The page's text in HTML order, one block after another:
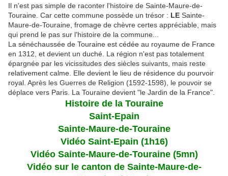
Il n'est pas simple de raconter l'histoire de Sainte-Maure-de-
Touraine. Car cette commune possède un trésor : LE Sainte-
Maure-de-Touraine, fromage de chèvre certes appréciable, mais
qui prend le pas sur l'histoire de la commune...
La sénéchaussée de Touraine est cédée au royaume de France
en 1312, et devient un duché. La région n'est pas totalement
épargnée par les vicissitudes des siècles suivants, mais reste
relativement calme. Elle devient le lieu de résidence du pourvoir
royal. Après les Guerres de Religion (1592-1598), le pouvoir se
déplace vers Paris. La Touraine devient "le Jardin de la France".
Histoire de la Touraine
Saint-Epain
Sainte-Maure-de-Touraine
Vidéo Saint-Epain (1h16)
Vidéo Sainte-Maure-de-Touraine (5mn)
Vidéo sur le canton de Sainte-Maure-de-